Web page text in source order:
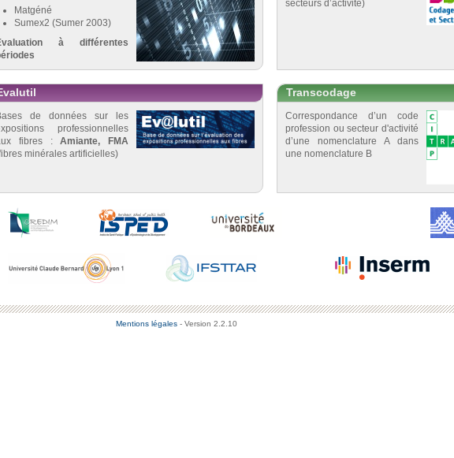
Matgéné
Sumex2 (Sumer 2003)
à différentes
secteurs d’activité)
de données sur les
professionnelles
fibres :Amiante, FMA
minérales artificielles)
Transcodage
Correspondance d’un code
profession ou secteur d'activité
d’une nomenclature A dans
une nomenclature B
Mentions légales - Version 2.2.10